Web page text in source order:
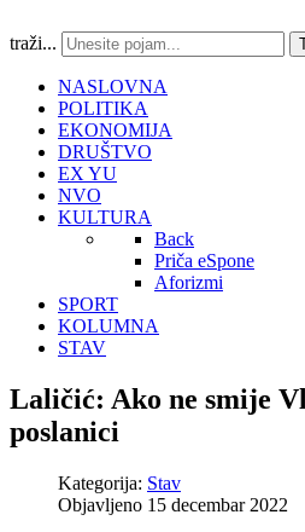
traži...
NASLOVNA
POLITIKA
EKONOMIJA
DRUŠTVO
EX YU
NVO
KULTURA
Back
Priča eSpone
Aforizmi
SPORT
KOLUMNA
STAV
Laličić: Ako ne smije
poslanici
Kategorija: Stav
Objavljeno 15 decembar 2022